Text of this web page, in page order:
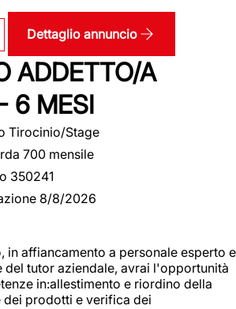
Dettaglio annuncio
ADDETTO/A
6 MESI
Tirocinio/Stage
700 mensile
350241
8/8/2026
in affiancamento a personale esperto e
del tutor aziendale, avrai l'opportunità
in:allestimento e riordino della
prodotti e verifica dei